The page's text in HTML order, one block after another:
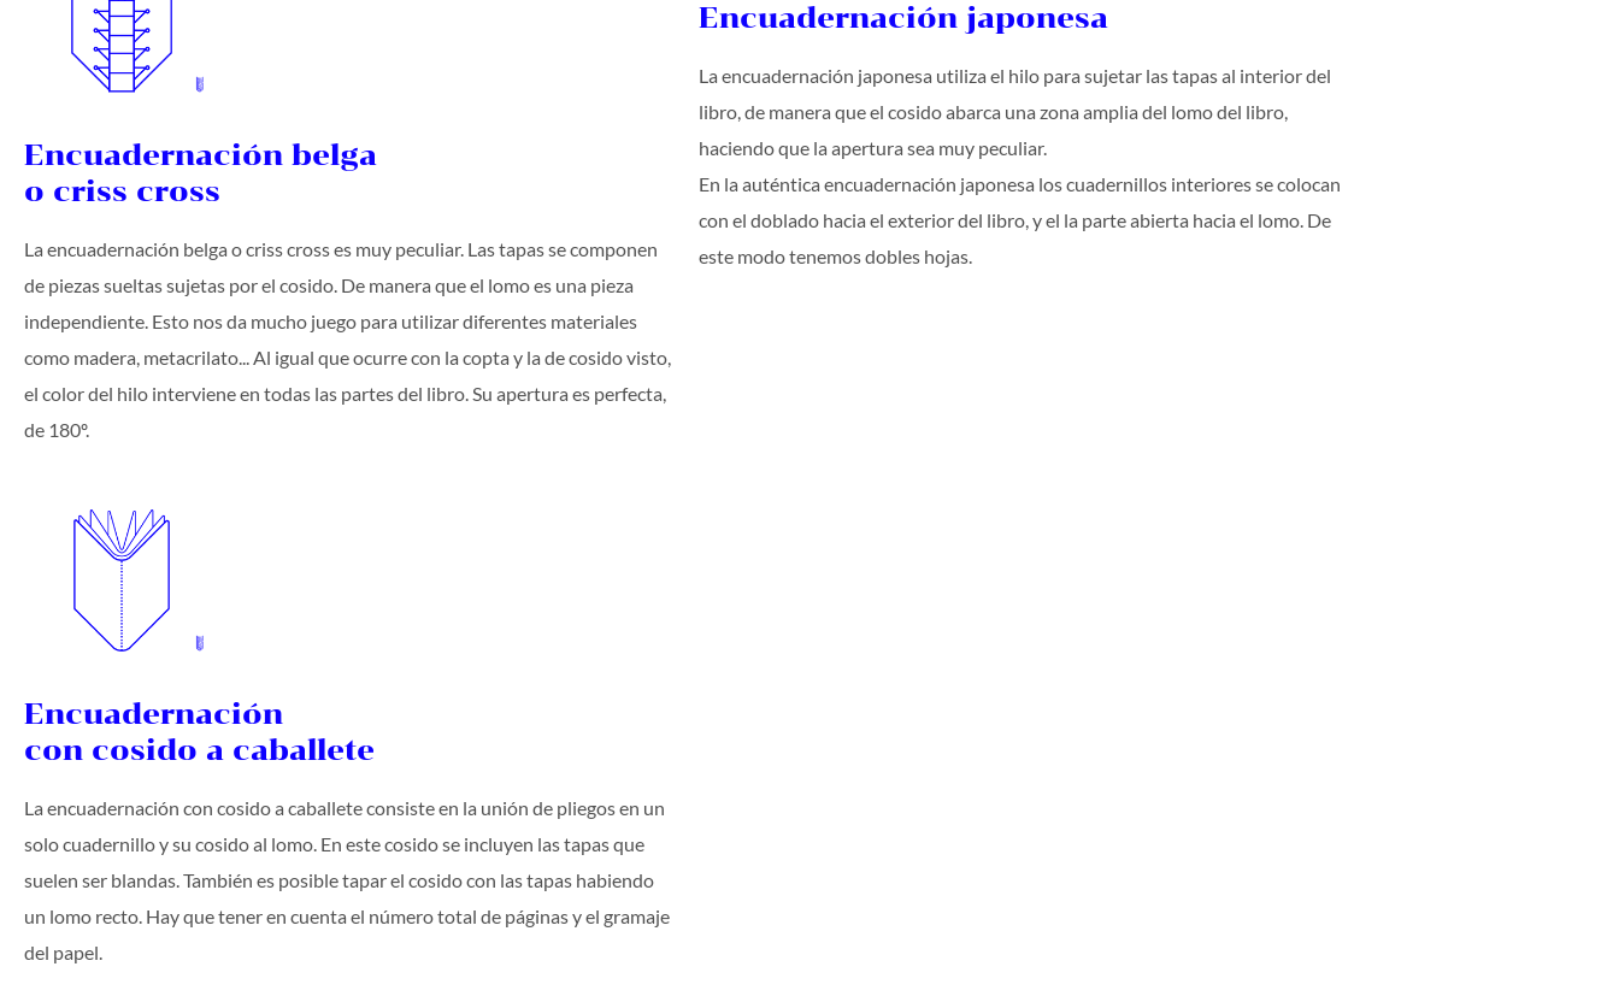
Encuadernación belga
o criss cross
La encuadernación belga o criss cross es muy peculiar. Las tapas se componen
de piezas sueltas sujetas por el cosido. De manera que el lomo es una pieza
independiente. Esto nos da mucho juego para utilizar diferentes materiales
como madera, metacrilato... Al igual que ocurre con la copta y la de cosido visto,
el color del hilo interviene en todas las partes del libro. Su apertura es perfecta,
de 180º.
Encuadernación
con cosido a caballete
La encuadernación con cosido a caballete consiste en la unión de pliegos en un
solo cuadernillo y su cosido al lomo. En este cosido se incluyen las tapas que
suelen ser blandas. También es posible tapar el cosido con las tapas habiendo
un lomo recto. Hay que tener en cuenta el número total de páginas y el gramaje
del papel.
Encuadernación japonesa
La encuadernación japonesa utiliza el hilo para sujetar las tapas al interior del
libro, de manera que el cosido abarca una zona amplia del lomo del libro,
haciendo que la apertura sea muy peculiar.
En la auténtica encuadernación japonesa los cuadernillos interiores se colocan
con el doblado hacia el exterior del libro, y el la parte abierta hacia el lomo. De
este modo tenemos dobles hojas.